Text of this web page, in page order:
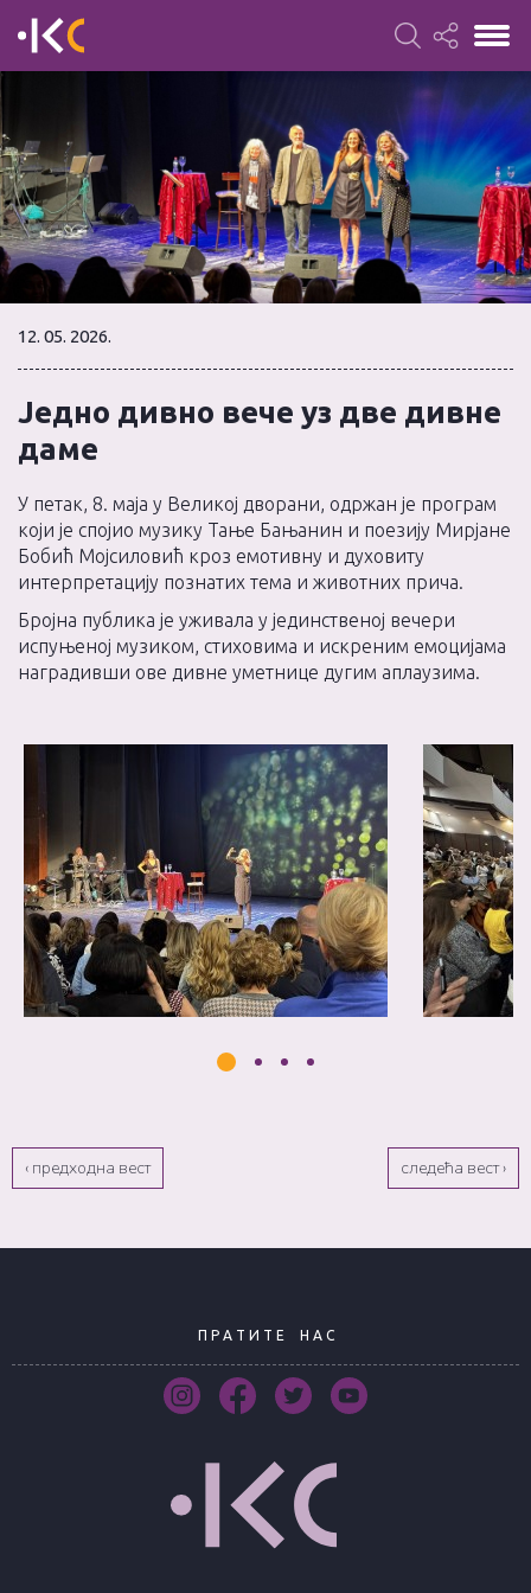
12. 05. 2026.
Једно дивно вече уз две дивне
даме
У петак, 8. маја у Великој дворани, одржан је програм
који је спојио музику Тање Бањанин и поезију Мирјане
Бобић Мојсиловић кроз емотивну и духовиту
интерпретацију познатих тема и животних прича.
Бројна публика је уживала у јединственој вечери
испуњеној музиком, стиховима и искреним емоцијама
наградивши ове дивне уметнице дугим аплаузима.
‹ предходна вест следећа вест ›
П Р А Т И Т Е Н А С